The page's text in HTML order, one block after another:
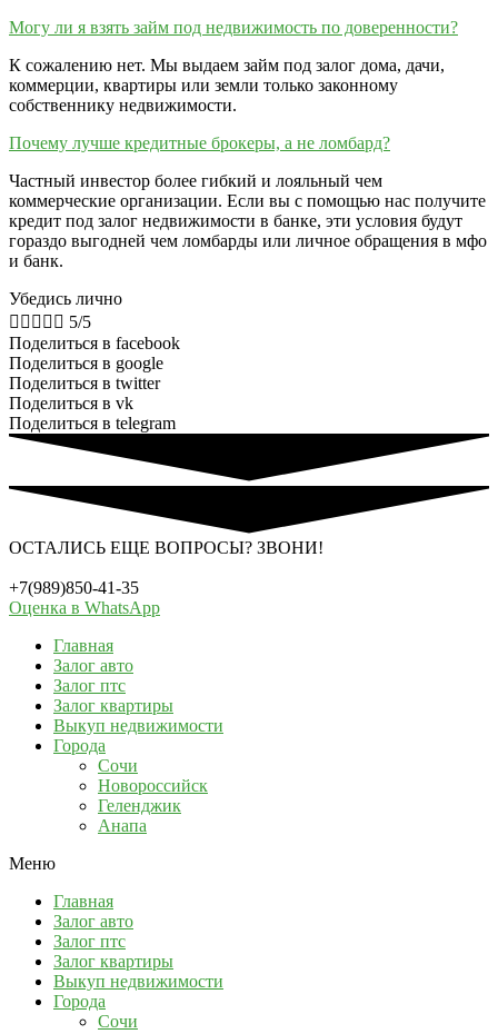
Могу ли я взять займ под недвижимость по доверенности?
К сожалению нет. Мы выдаем займ под залог дома, дачи,
коммерции, квартиры или земли только законному
собственнику недвижимости.
Почему лучше кредитные брокеры, а не ломбард?
Частный инвестор более гибкий и лояльный чем
коммерческие организации. Если вы с помощью нас получите
кредит под залог недвижимости в банке, эти условия будут
гораздо выгодней чем ломбарды или личное обращения в мфо
и банк.
Убедись лично
     5/5
Поделиться в facebook
Поделиться в google
Поделиться в twitter
Поделиться в vk
Поделиться в telegram
ОСТАЛИСЬ ЕЩЕ ВОПРОСЫ? ЗВОНИ!
+7(989)850-41-35
Оценка в WhatsApp
Главная
Залог авто
Залог птс
Залог квартиры
Выкуп недвижимости
Города
Сочи
Новороссийск
Геленджик
Анапа
Меню
Главная
Залог авто
Залог птс
Залог квартиры
Выкуп недвижимости
Города
Сочи